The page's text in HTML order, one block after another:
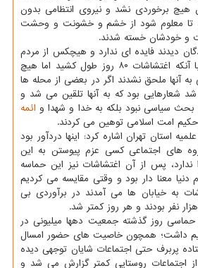
هیچ برخوردی نشد و نیروی انتظامی بدون
تا معلوم شود از خشم و خشونت و وحشت
و خودشان خسته شدند.
دیدند فایده ای ندارد و هیچکس از مردم
به آنها ملحق نمی شود با آنکه اغتشاشات ۸۰ روز طول کشید اما هیچ
آنها ملحق نشدند اگر در بعضی از محله ها
شعارهایی بود که به آنها تلقین می شد و
بحث سیاسی نبود بلکه به خدا و شهدا و ائمه
امت اسلامی توهین می کردند.
استان تهران اشاره کرد: اینها دردآور بود
های اجتماعی کسی عزم پیوستن به این
پس از آن اغتشاشات نیز این حماسه
مردم دنیا معنا دار بود و وقتی مقایسه می کردیم
به خیابان ها می آمدند در برآوردی بی
روز گذشته جمعیت دهها میلیونی در
داشت؛ همچون خاصیت های حضور امسال
پربرف حتی اجتماعات شایان توجهی دیده
اجتماعات روستایی کمتر گزارش می شد و